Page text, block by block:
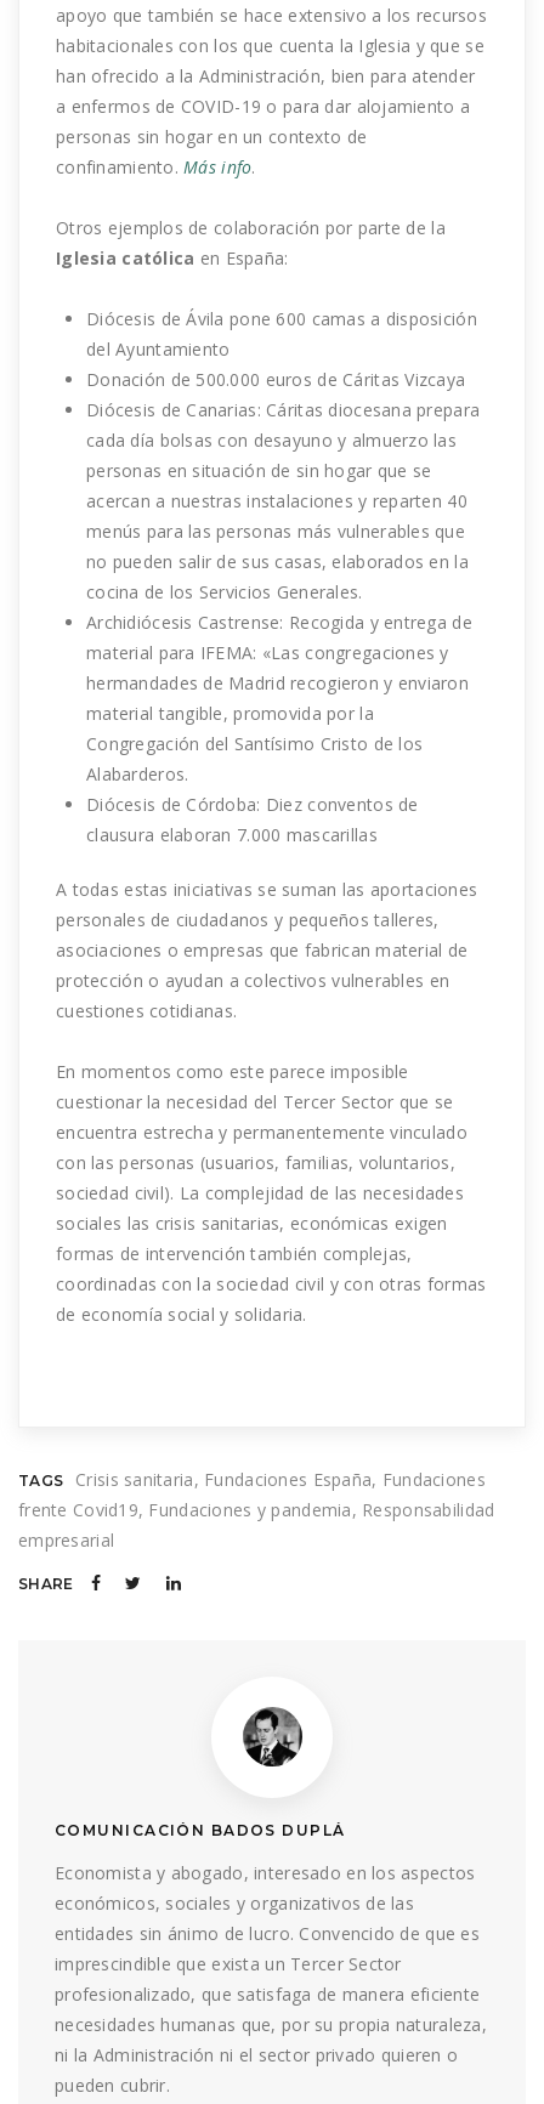
apoyo que también se hace extensivo a los recursos
habitacionales con los que cuenta la Iglesia y que se
han ofrecido a la Administración, bien para atender
a enfermos de COVID-19 o para dar alojamiento a
personas sin hogar en un contexto de
confinamiento. Más info.
Otros ejemplos de colaboración por parte de la
Iglesia católica en España:
Diócesis de Ávila pone 600 camas a disposición
del Ayuntamiento
Donación de 500.000 euros de Cáritas Vizcaya
Diócesis de Canarias: Cáritas diocesana prepara
cada día bolsas con desayuno y almuerzo las
personas en situación de sin hogar que se
acercan a nuestras instalaciones y reparten 40
menús para las personas más vulnerables que
no pueden salir de sus casas, elaborados en la
cocina de los Servicios Generales.
Archidiócesis Castrense: Recogida y entrega de
material para IFEMA: «Las congregaciones y
hermandades de Madrid recogieron y enviaron
material tangible, promovida por la
Congregación del Santísimo Cristo de los
Alabarderos.
Diócesis de Córdoba: Diez conventos de
clausura elaboran 7.000 mascarillas
A todas estas iniciativas se suman las aportaciones
personales de ciudadanos y pequeños talleres,
asociaciones o empresas que fabrican material de
protección o ayudan a colectivos vulnerables en
cuestiones cotidianas.
En momentos como este parece imposible
cuestionar la necesidad del Tercer Sector que se
encuentra estrecha y permanentemente vinculado
con las personas (usuarios, familias, voluntarios,
sociedad civil). La complejidad de las necesidades
sociales las crisis sanitarias, económicas exigen
formas de intervención también complejas,
coordinadas con la sociedad civil y con otras formas
de economía social y solidaria.
TAGS Crisis sanitaria Fundaciones España
Fundaciones
frente Covid19 Fundaciones y pandemia
Responsabilidad
empresarial
SHARE
COMUNICACIÓN BADOS DUPLÁ
Economista y abogado, interesado en los aspectos
económicos, sociales y organizativos de las
entidades sin ánimo de lucro. Convencido de que es
imprescindible que exista un Tercer Sector
profesionalizado, que satisfaga de manera eficiente
necesidades humanas que, por su propia naturaleza,
ni la Administración ni el sector privado quieren o
pueden cubrir.